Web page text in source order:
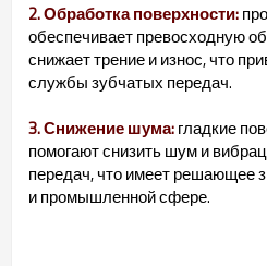
2. Обработка поверхности:
обеспечивает превосходную
снижает трение и износ, что
службы зубчатых передач.
3. Снижение шума:гладкие
помогают снизить шум и
передач, что имеет решающее
и промышленной сфере.